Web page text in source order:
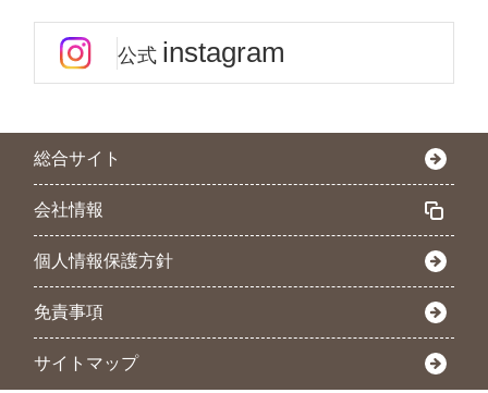
公式 instagram
総合サイト
会社情報
個人情報保護方針
免責事項
サイトマップ